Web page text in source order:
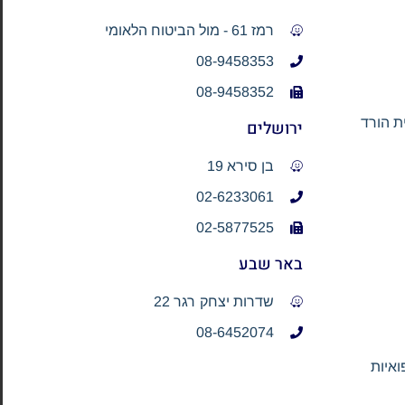
רמז 61 - מול הביטוח הלאומי
08-9458353
08-9458352
ירושלים
בן סירא 19
02-6233061
02-5877525
באר שבע
שדרות יצחק רגר 22
08-6452074